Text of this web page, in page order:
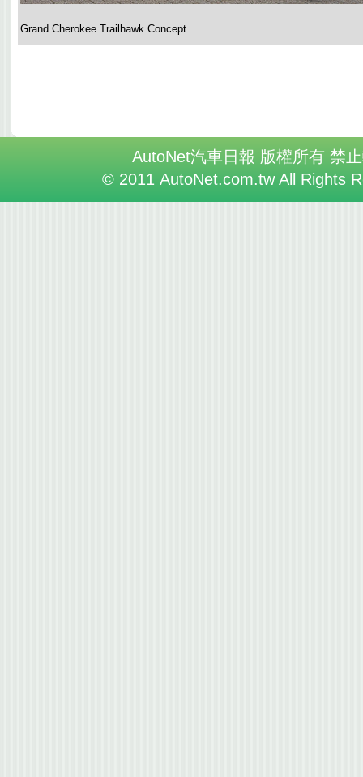
Grand Cherokee Trailhawk Concept
AutoNet汽車日報 版權所有 禁
© 2011 AutoNet.com.tw All Rights